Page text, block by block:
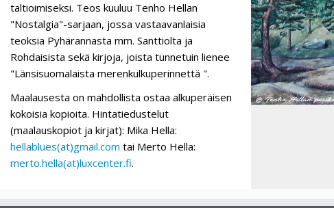
taltioimiseksi. Teos kuuluu Tenho Hellan
"Nostalgia"-sarjaan, jossa vastaavanlaisia
teoksia Pyhärannasta mm. Santtiolta ja
Rohdaisista sekä kirjoja, joista tunnetuin lienee
"Länsisuomalaista merenkulkuperinnettä ".
Maalausesta on mahdollista ostaa alkuperäisen
kokoisia kopioita. Hintatiedustelut
(maalauskopiot ja kirjat): Mika Hella:
hellablues(at)gmail.com tai Merto Hella:
merto.hella(at)luxcenter.fi.